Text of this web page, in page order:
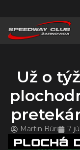
Už o
Martin Búri 7